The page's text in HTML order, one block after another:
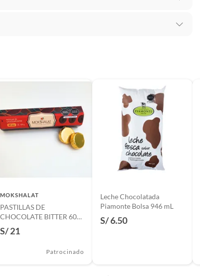
otras con restricciones y algunas que no se
tienen:
productos para asfalto, hormigón, albañilería.
productos para asfalto.
tecnología, línea blanca, colchones, muebles, bicicletas y
alimenticios, vitaminas.
MOKSHALAT
PASTILLAS DE
CHOCOLATE BITTER 60%
100G
S/ 21
Patrocinado
Leche Chocolatada
Piamonte Bolsa 946 mL
S/ 6.50